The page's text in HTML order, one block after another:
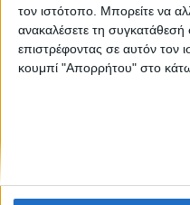
τον ιστότοπο. Μπορείτε να
ανακαλέσετε τη
επιστρέφοντας σε αυτόν τον
κουμπί "Απορρήτου" στο κάτω
NEWSLETTER